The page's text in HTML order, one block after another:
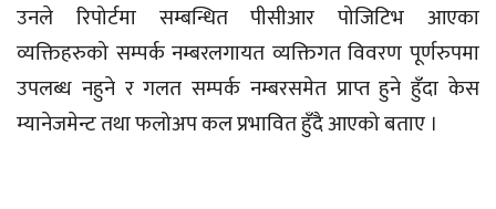
उनले रिपोर्टमा सम्बन्धित पीसीआर पोजिटिभ आएका
व्यक्तिहरुको सम्पर्क नम्बरलगायत व्यक्तिगत विवरण पूर्णरुपमा
उपलब्ध नहुने र गलत सम्पर्क नम्बरसमेत प्राप्त हुने हुँदा केस
म्यानेजमेन्ट तथा फलोअप कल प्रभावित हुँदै आएको बताए ।